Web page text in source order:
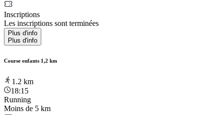
Inscriptions
Les inscriptions sont terminées
Plus d'info
Plus d'info
Course enfants 1,2 km
1.2 km
18:15
Running
Moins de 5 km